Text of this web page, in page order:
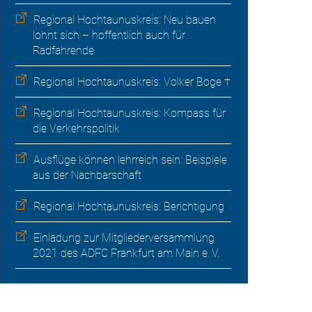
Regional Hochtaunuskreis: Neu bauen
lohnt sich – hoffentlich auch für
Radfahrende
Regional Hochtaunuskreis: Volker Boge †
Regional Hochtaunuskreis: Kompass für
die Verkehrspolitik
Ausflüge können lehrreich sein: Beispiele
aus der Nachbarschaft
Regional Hochtaunuskreis: Berichtigung
Einladung zur Mitgliederversammlung
2021 des ADFC Frankfurt am Main e. V.